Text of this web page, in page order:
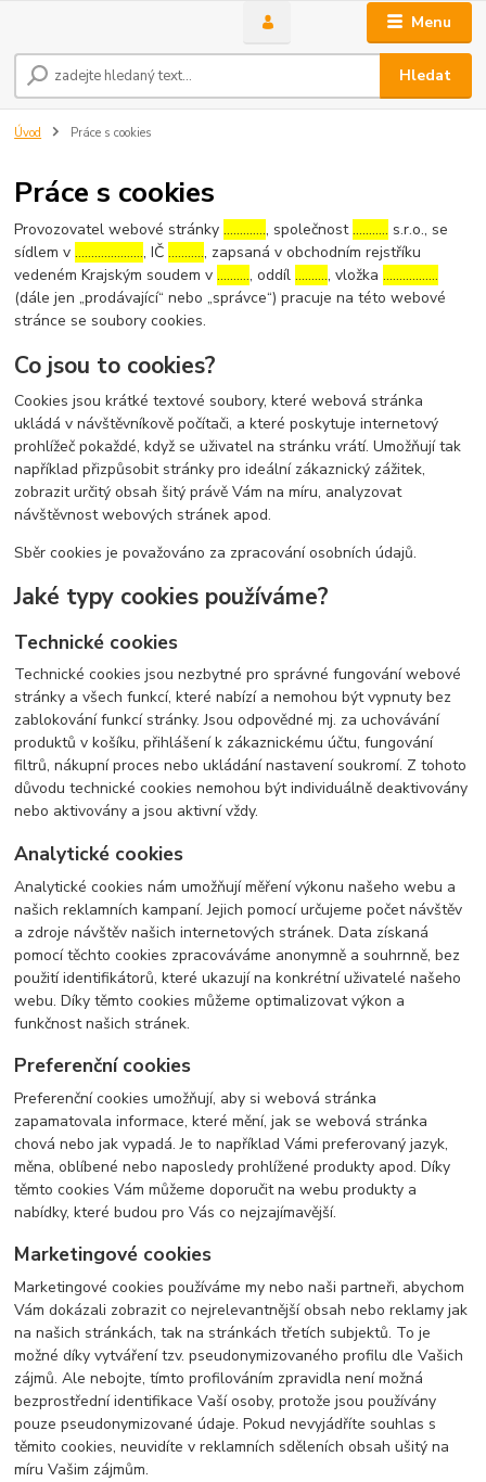
Menu
Hledat
Úvod Práce s cookies
Práce s cookies
Provozovatel webové stránky…………., společnost……….. s.r.o., se
sídlem v…………………, IČ……….., zapsaná v obchodním rejstříku
vedeném Krajským soudem v………., oddíl………., vložka……………..
(dále jen „prodávající“ nebo „správce“) pracuje na této webové
stránce se soubory cookies.
Co jsou to cookies?
Cookies jsou krátké textové soubory, které webová stránka
ukládá v návštěvníkově počítači, a které poskytuje internetový
prohlížeč pokaždé, když se uživatel na stránku vrátí. Umožňují tak
například přizpůsobit stránky pro ideální zákaznický zážitek,
zobrazit určitý obsah šitý právě Vám na míru, analyzovat
návštěvnost webových stránek apod.
Sběr cookies je považováno za zpracování osobních údajů.
Jaké typy cookies používáme?
Technické cookies
Technické cookies jsou nezbytné pro správné fungování webové
stránky a všech funkcí, které nabízí a nemohou být vypnuty bez
zablokování funkcí stránky. Jsou odpovědné mj. za uchovávání
produktů v košíku, přihlášení k zákaznickému účtu, fungování
filtrů, nákupní proces nebo ukládání nastavení soukromí. Z tohoto
důvodu technické cookies nemohou být individuálně deaktivovány
nebo aktivovány a jsou aktivní vždy.
Analytické cookies
Analytické cookies nám umožňují měření výkonu našeho webu a
našich reklamních kampaní. Jejich pomocí určujeme počet návštěv
a zdroje návštěv našich internetových stránek. Data získaná
pomocí těchto cookies zpracováváme anonymně a souhrnně, bez
použití identifikátorů, které ukazují na konkrétní uživatelé našeho
webu. Díky těmto cookies můžeme optimalizovat výkon a
funkčnost našich stránek.
Preferenční cookies
Preferenční cookies umožňují, aby si webová stránka
zapamatovala informace, které mění, jak se webová stránka
chová nebo jak vypadá. Je to například Vámi preferovaný jazyk,
měna, oblíbené nebo naposledy prohlížené produkty apod. Díky
těmto cookies Vám můžeme doporučit na webu produkty a
nabídky, které budou pro Vás co nejzajímavější.
Marketingové cookies
Marketingové cookies používáme my nebo naši partneři, abychom
Vám dokázali zobrazit co nejrelevantnější obsah nebo reklamy jak
na našich stránkách, tak na stránkách třetích subjektů. To je
možné díky vytváření tzv. pseudonymizovaného profilu dle Vašich
zájmů. Ale nebojte, tímto profilováním zpravidla není možná
bezprostřední identifikace Vaší osoby, protože jsou používány
pouze pseudonymizované údaje. Pokud nevyjádříte souhlas s
těmito cookies, neuvidíte v reklamních sděleních obsah ušitý na
míru Vašim zájmům.